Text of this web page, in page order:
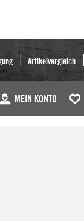
Artikelvergleich
MEIN KONTO